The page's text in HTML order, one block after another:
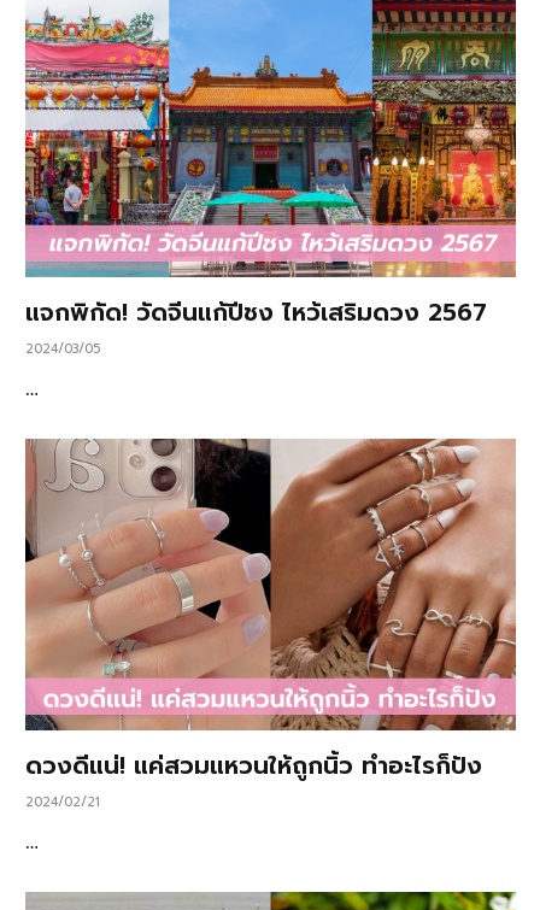
แจกพิกัด! วัดจีนแก้ปีชง ไหว้เสริมดวง 2567
2024/03/05
…
ดวงดีแน่! แค่สวมแหวนให้ถูกนิ้ว ทำอะไรก็ปัง
2024/02/21
…